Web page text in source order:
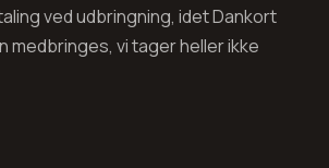
ved udbringning, idet Dankort
medbringes, vi tager heller ikke